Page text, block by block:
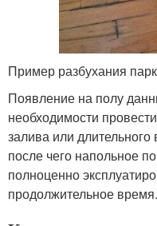
Пример разбухания
Появление на полу
необходимости
залива или
после чего напольное
полноценно
продолжительное время.